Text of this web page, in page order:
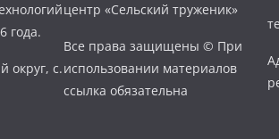
года.
округ, с.
центр «Сельский труженик»
Все права защищены © При
использовании материалов
ссылка обязательна